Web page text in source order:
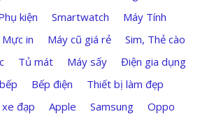
kiện Smartwatch
Máy Tính
Mực in Máy cũ giá rẻ
Sim, Thẻ cào
Tủ mát Máy sấy
Điện gia dụng
Bếp điện
Thiết bị làm đẹp
xe đạp Apple Samsung
Oppo